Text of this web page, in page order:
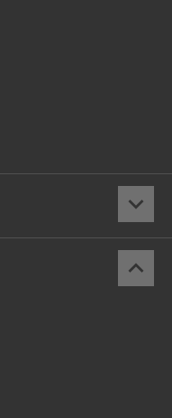
keyboard_arrow_down
keyboard_arrow_up